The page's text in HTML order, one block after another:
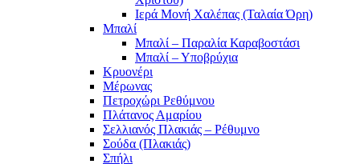
Ιερά Μονή Χαλέπας (Ταλαία Όρη)
Μπαλί
Μπαλί – Παραλία Καραβοστάσι
Μπαλί – Υποβρύχια
Κρυονέρι
Μέρωνας
Πετροχώρι Ρεθύμνου
Πλάτανος Αμαρίου
Σελλιανός Πλακιάς – Ρέθυμνο
Σούδα (Πλακιάς)
Σπήλι